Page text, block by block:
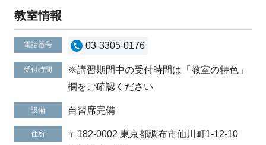
教室情報
電話番号 03-3305-0176
受付時間
※講習期間中の受付時間は「教室の特色」
欄をご確認ください
設備 自習席完備
住所
〒182-0002 東京都調布市仙川町1-12-10